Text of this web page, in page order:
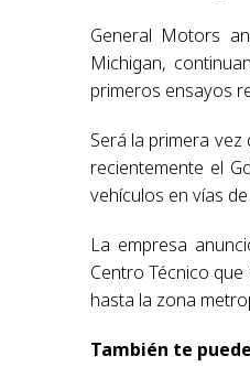
General Motors
Michigan,
primeros ensayos
Será la primera
recientemente el
vehículos en vías
La empresa
Centro Técnico
hasta la zona
También te